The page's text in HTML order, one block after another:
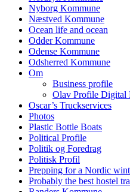
Nyborg Kommune
Næstved Kommune
Ocean life and ocean
Odder Kommune
Odense Kommune
Odsherred Kommune
Om
Business profile
Olav Profile Digital
Oscar’s Truckservices
Photos
Plastic Bottle Boats
Political Profile
Politik og Foredrag
Politisk Profil
Prepping for a Nordic
Probably the best hostel